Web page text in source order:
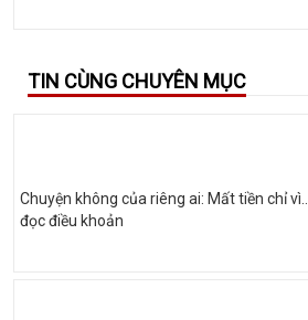
TIN CÙNG CHUYÊN MỤC
Chuyện không của riêng ai: Mất tiền chỉ
đọc điều khoản